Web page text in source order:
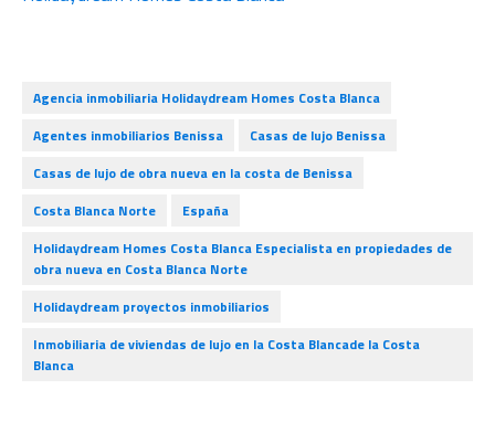
Agencia inmobiliaria Holidaydream Homes Costa Blanca
Agentes inmobiliarios Benissa
Casas de lujo Benissa
Casas de lujo de obra nueva en la costa de Benissa
Costa Blanca Norte
España
Holidaydream Homes Costa Blanca Especialista en propiedades de
obra nueva en Costa Blanca Norte
Holidaydream proyectos inmobiliarios
Inmobiliaria de viviendas de lujo en la Costa Blancade la Costa
Blanca